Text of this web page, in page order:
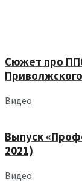
Сюжет про
Видео
Выпуск
2021)
Видео